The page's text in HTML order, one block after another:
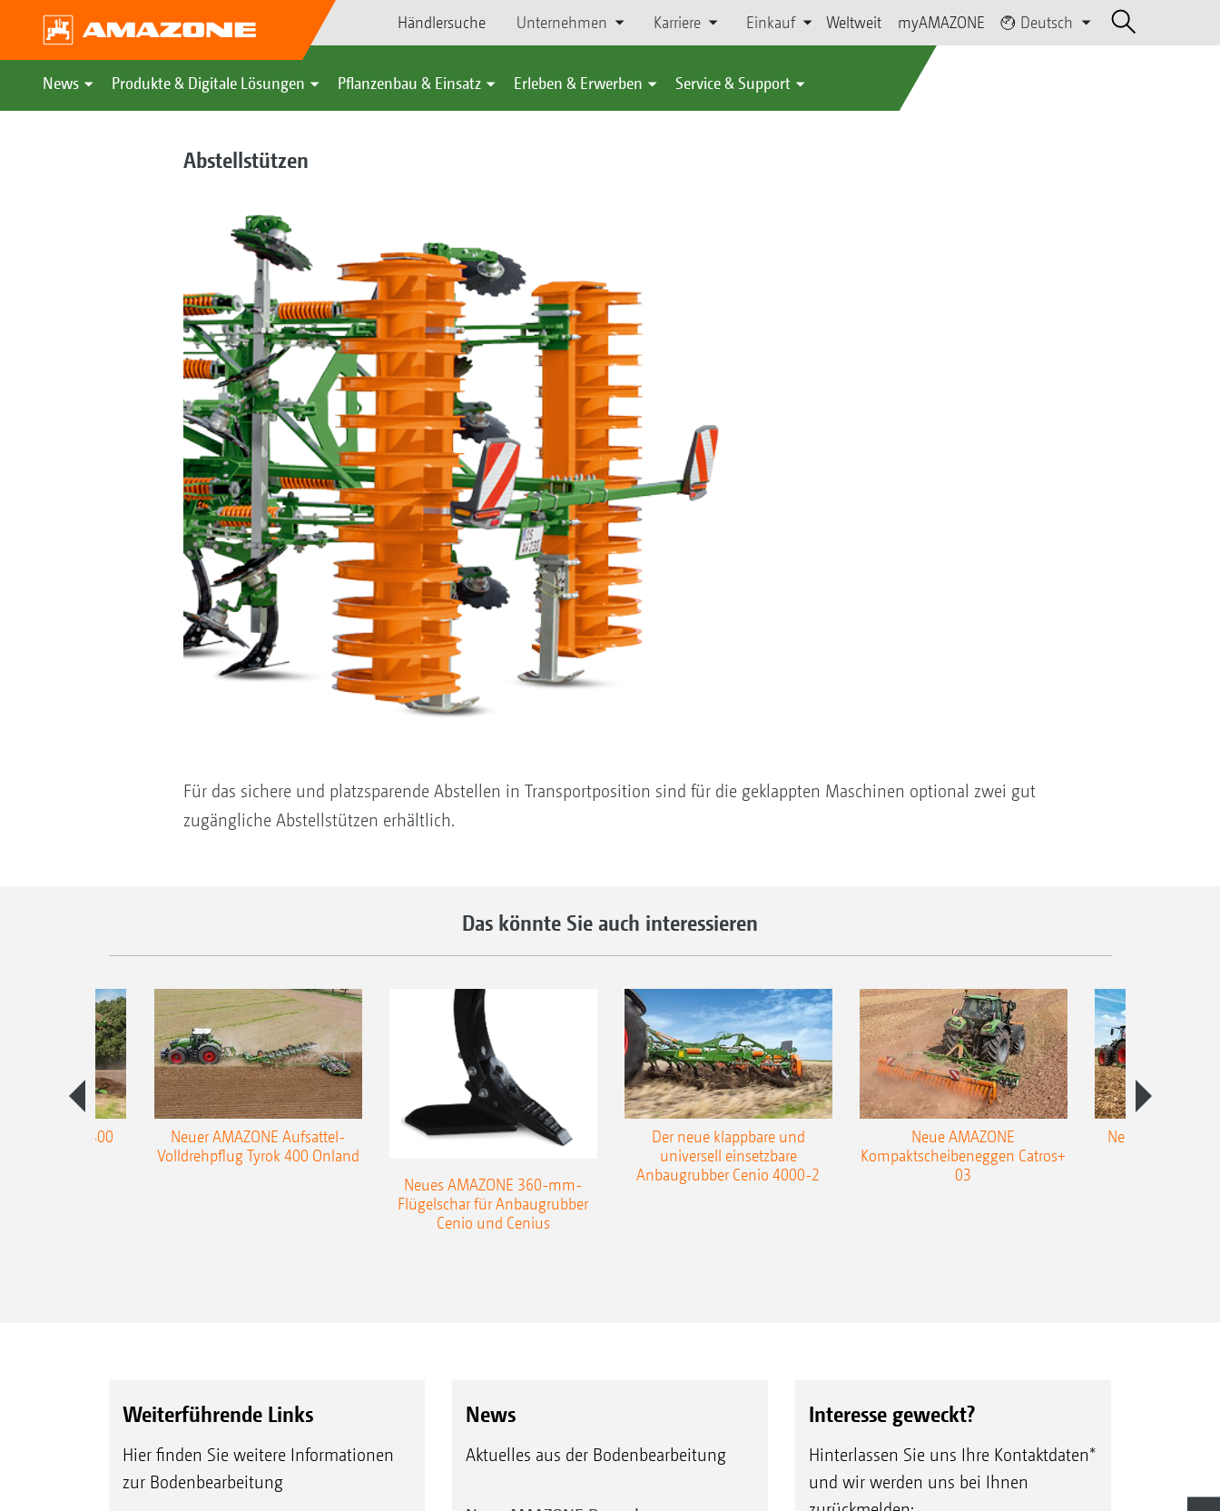
Händlersuche Unternehmen Karriere Einkauf Weltweit myAMAZONE Deutsch
News Produkte & Digitale Lösungen Pflanzenbau & Einsatz Erleben & Erwerben Service & Support
Abstellstützen
Für das sichere und platzsparende Abstellen in Transportposition sind für die geklappten Maschinen optional zwei gut
zugängliche Abstellstützen erhältlich.
Das könnte Sie auch interessieren
Teres 300
Neuer AMAZONE Aufsattel-
Volldrehpflug Tyrok 400 Onland
Neues AMAZONE 360-mm-
Flügelschar für Anbaugrubber
Cenio und Cenius
Der neue klappbare und
universell einsetzbare
Anbaugrubber Cenio 4000-2
Neue AMAZONE
Kompaktscheibeneggen Catros+
03
Neuer
Weiterführende Links
Hier finden Sie weitere Informationen
zur Bodenbearbeitung
News
Aktuelles aus der Bodenbearbeitung
Interesse geweckt?
Hinterlassen Sie uns Ihre Kontaktdaten*
und wir werden uns bei Ihnen